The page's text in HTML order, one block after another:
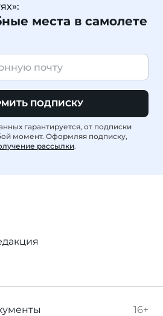
места в самолете
ПОДПИСКУ
гарантируется, от подписки
момент. Оформляя подписку,
рассылки.
16+